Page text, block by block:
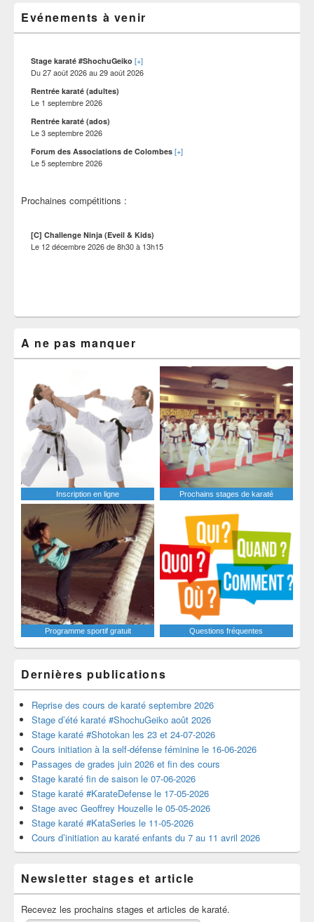
pour
site
Evénements à venir
Stage karaté #ShochuGeiko [+]
Du27 août 2026au29 août 2026
Rentrée karaté (adultes)
Le 1 septembre 2026
Rentrée karaté (ados)
Le3 septembre 2026
Forum des Associations de Colombes [+]
Le5 septembre 2026
Prochaines compétitions :
[C] Challenge Ninja (Eveil & Kids)
Le 12 décembre 2026de8h30à 13h15
A ne pas manquer
Inscription en ligne Prochains stages de karaté
Programme sportif gratuit Questions fréquentes
Dernières publications
Reprise des cours de karaté septembre 2026
Stage d’été karaté #ShochuGeiko août 2026
Stage karaté #Shotokan les 23 et 24-07-2026
Cours initiation à la self-défense féminine le 16-06-2026
Passages de grades juin 2026 et fin des cours
Stage karaté fin de saison le 07-06-2026
Stage karaté #KarateDefense le 17-05-2026
Stage avec Geoffrey Houzelle le 05-05-2026
Stage karaté #KataSeries le 11-05-2026
Cours d’initiation au karaté enfants du 7 au 11 avril 2026
Newsletter stages et article
Recevez les prochains stages et articles de karaté.